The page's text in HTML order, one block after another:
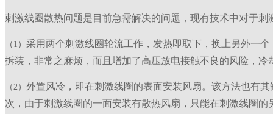
刺激线圈散热问题是目前急需解决的问题，现有技术中对于
（1） 采用两个刺激线圈轮流工作，发热即取下，换上另外一
拆装，非常之麻烦，而且增加了高压放电接触不良的风险，冷
（2） 外置风冷，即在刺激线圈的表面安装风扇。该方法也有
次，由于刺激线圈的一面安装有散热风扇，只能在刺激线圈